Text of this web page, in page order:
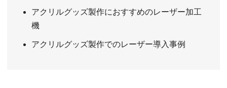
アクリルグッズ製作におすすめのレーザー加工
機
アクリルグッズ製作でのレーザー導入事例